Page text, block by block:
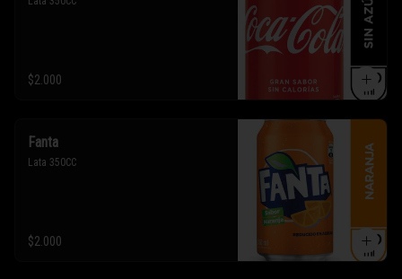
$2.000
Fanta
Lata 350CC
$2.000